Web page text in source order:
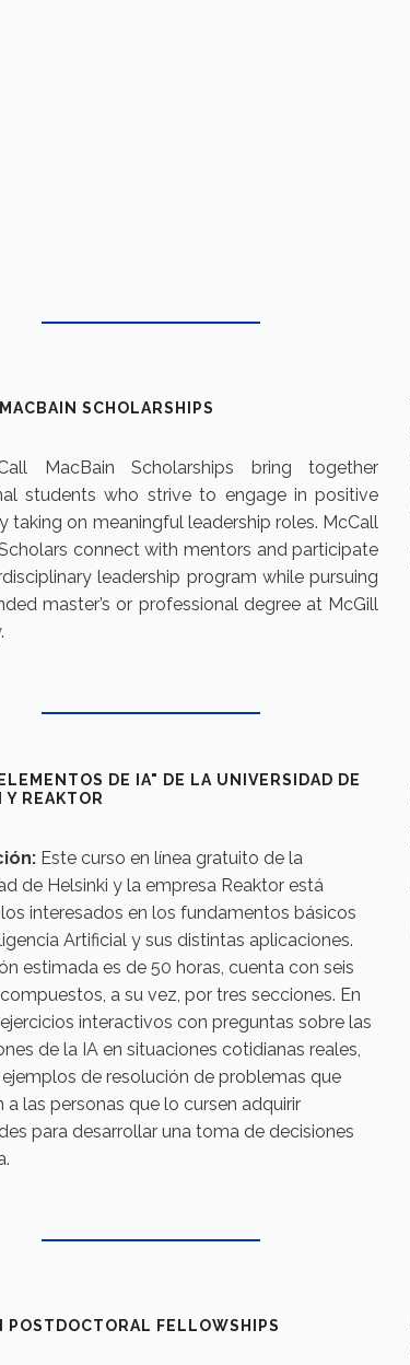
SCHOLARSHIPS
MacBain Scholarships bring together
students who strive to engage in positive
taking on meaningful leadership roles. McCall
connect with mentors and participate
leadership program while pursuing
master’s or professional degree at McGill
DE IA" DE LA UNIVERSIDAD DE
Y REAKTOR
Este curso en línea gratuito de la
de Helsinki y la empresa Reaktor está
interesados en los fundamentos básicos
Artificial y sus distintas aplicaciones.
estimada es de 50 horas, cuenta con seis
a su vez, por tres secciones. En
interactivos con preguntas sobre las
de la IA en situaciones cotidianas reales,
de resolución de problemas que
a las personas que lo cursen adquirir
para desarrollar una toma de decisiones
POSTDOCTORAL FELLOWSHIPS